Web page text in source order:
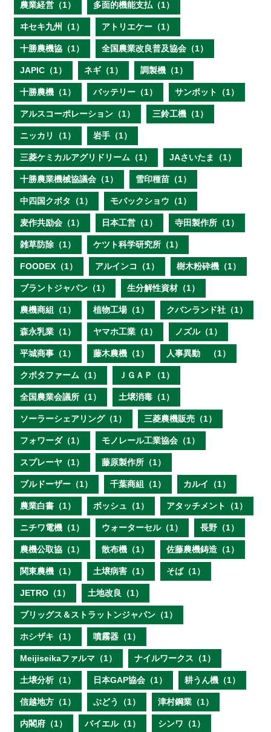
農業経営（1） 多面的機能支払（1）
ヰセキ九州（1） アトリエケー（1）
十勝農機協（1） 全国農業改良普及協会（1）
JAPIC（1） ネギ（1） 調製機（1）
十勝農機（1） バッテリー（1） サンポット（1）
アルスコーポレーション（1） 三鈴工機（1）
ニッカリ（1） 岩手（1）
三菱ケミカルアグリドリーム（1） JAさいたま（1）
十勝農業機械協議会（1） 雪印種苗（1）
中四国クボタ（1） モバックショウ（1）
麦作共励会（1） 日本工営（1） 寺田製作所（1）
雑草防除（1） ケツト科学研究所（1）
FOODEX（1） アルインコ（1） 樹木粉砕機（1）
ブラントジャパン（1） 生分解性資材（1）
農機商組（1） 植物工場（1） クバンランド社（1）
森永乳業（1） ヤマホ工業（1） ノズル（1）
平城商事（1） 藤木農機（1） 人事異動 （1）
クボタファーム（1） ＪＧＡＰ（1）
全国農業会議所（1） 土壌消毒（1）
ソーラーシェアリング（1） 三菱農機販売（1）
フォワーダ（1） モノレール工業協会（1）
スプレーヤ（1） 藤原製作所（1）
ブルドーザー（1） 千葉商組（1） カルイ（1）
農業白書（1） ボッシュ（1） アタッチメント（1）
ニチワ電機（1） ウォーターセル（1） 長野（1）
農機公取協（1） 散布機（1） 佐藤農機鋳造（1）
関東農機（1） 土壌病害（1） そば（1）
JETRO（1） 土地改良（1）
ブリッグス＆ストラットンジャパン（1）
ホシザキ（1） 噴霧器（1）
Meijiseikaファルマ（1） ナイルワークス（1）
土壌分析（1） 日本GAP協会（1） 耕うん機（1）
信越地方（1） ぶどう（1） 津村鋼業（1）
内閣府（1） バイエル（1） シンワ（1）